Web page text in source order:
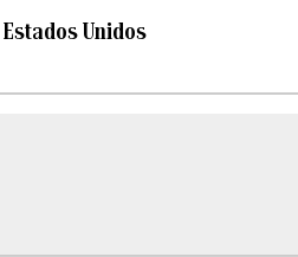
Unidos